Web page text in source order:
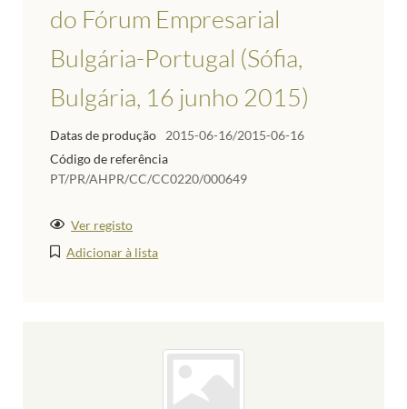
do Fórum Empresarial
Bulgária-Portugal (Sófia,
Bulgária, 16 junho 2015)
Datas de produção
2015-06-16/2015-06-16
Código de referência
PT/PR/AHPR/CC/CC0220/000649
Ver registo
Adicionar à lista